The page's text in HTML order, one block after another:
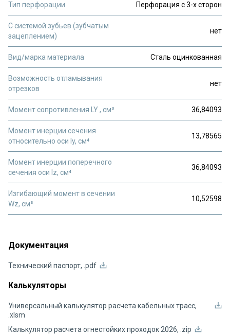
Тип перфорации Перфорация с 3-х сторон
С системой зубьев (зубчатым
зацеплением)
нет
Вид/марка материала Сталь оцинкованная
Возможность отламывания
отрезков
нет
Момент сопротивления LY , см³ 36,84093
Момент инерции сечения
относительно оси ly, см⁴
13,78565
Момент инерции поперечного
сечения оси Iz, см⁴
36,84093
Изгибающий момент в сечении
Wz, см³
10,52598
Документация
Технический паспорт, .pdf
Калькуляторы
Универсальный калькулятор расчета кабельных трасс,
.xlsm
Калькулятор расчета огнестойких проходок 2026, .zip